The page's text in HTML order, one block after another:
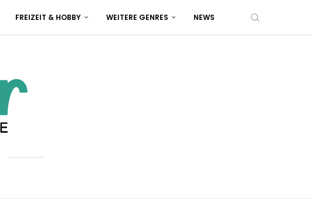
FREIZEIT & HOBBY WEITERE GENRES NEWS